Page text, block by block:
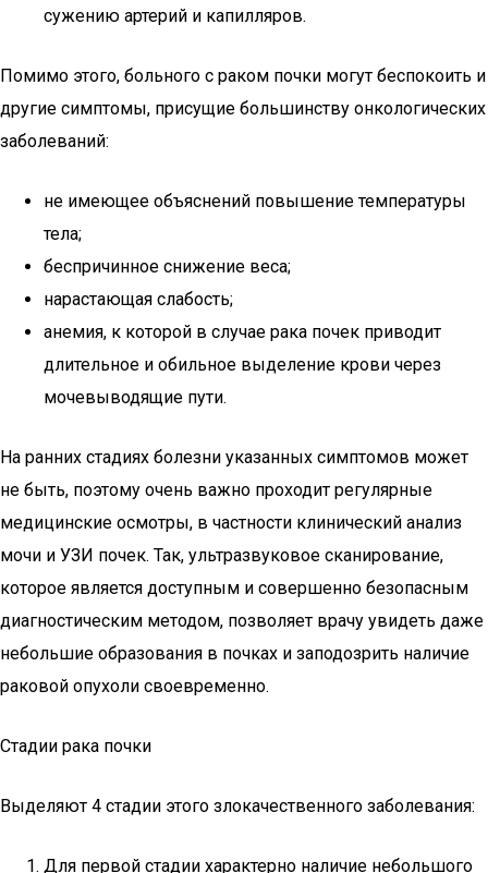
сужению артерий и капилляров.
Помимо этого, больного с раком почки могут беспокоить и
другие симптомы, присущие большинству онкологических
заболеваний:
не имеющее объяснений повышение температуры
тела;
беспричинное снижение веса;
нарастающая слабость;
анемия, к которой в случае рака почек приводит
длительное и обильное выделение крови через
мочевыводящие пути.
На ранних стадиях болезни указанных симптомов может
не быть, поэтому очень важно проходит регулярные
медицинские осмотры, в частности клинический анализ
мочи и УЗИ почек. Так, ультразвуковое сканирование,
которое является доступным и совершенно безопасным
диагностическим методом, позволяет врачу увидеть даже
небольшие образования в почках и заподозрить наличие
раковой опухоли своевременно.
Стадии рака почки
Выделяют 4 стадии этого злокачественного заболевания:
Для первой стадии характерно наличие небольшого